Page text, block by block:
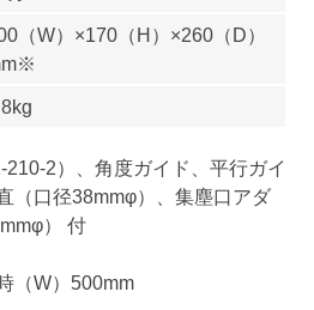
（W）×170（H）×260（D）
2）、角度ガイド、平行ガイ
（口径38mmφ）、集塵口アダ
） 付
（W）500mm